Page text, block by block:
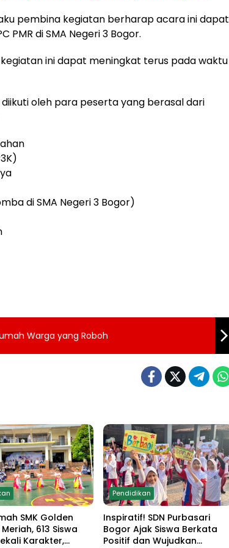
pembina kegiatan berharap acara ini dapat
PMR di SMA Negeri 3 Bogor.
ini dapat meningkat terus pada waktu
oleh para peserta yang berasal dari
di SMA Negeri 3 Bogor)
Warga yang Roboh
SMK Golden
613 Siswa
Karakter,
Pendidikan
Inspiratif! SDN Purbasari
Bogor Ajak Siswa Berkata
Positif dan Wujudkan